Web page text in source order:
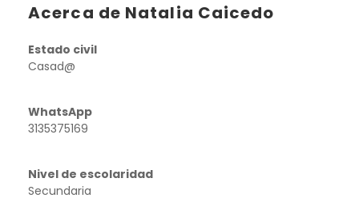
Acerca de Natalia Caicedo
Estado civil
Casad@
WhatsApp
3135375169
Nivel de escolaridad
Secundaria